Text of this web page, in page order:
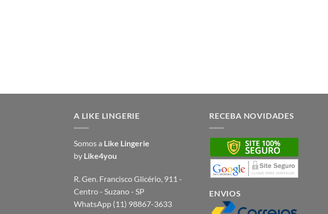
A LIKE LINGERIE
Somos a Like Lingerie
by Like4you
R. Gen. Francisco Glicério, 911 -
Centro - Suzano - SP
WhatsApp (11) 98867-3633
RECEBA NOVIDADES
ENVIOS